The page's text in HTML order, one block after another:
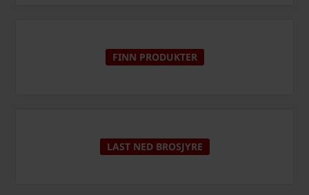
FINN PRODUKTER
LAST NED BROSJYRE